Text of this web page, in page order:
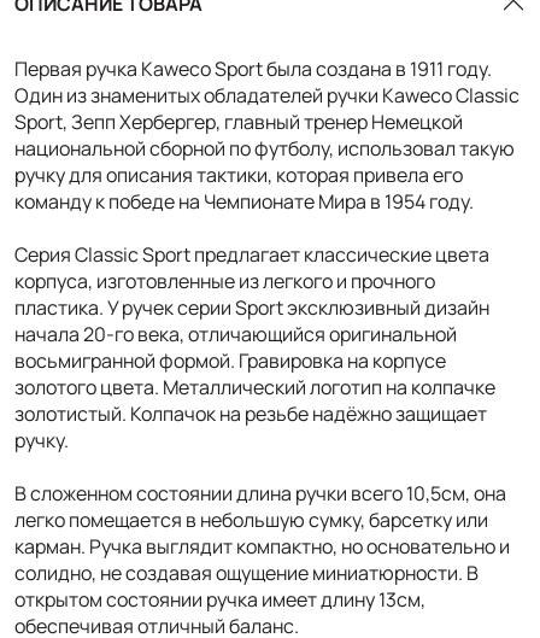
Первая ручка Kaweco Sport была создана в 1911 году.
Один из знаменитых обладателей ручки Kaweco Classic
Sport, Зепп Хербергер, главный тренер Немецкой
национальной сборной по футболу, использовал такую
ручку для описания тактики, которая привела его
команду к победе на Чемпионате Мира в 1954 году.
Серия Classic Sport предлагает классические цвета
корпуса, изготовленные из легкого и прочного
пластика. У ручек серии Sport эксклюзивный дизайн
начала 20-го века, отличающийся оригинальной
восьмигранной формой. Гравировка на корпусе
золотого цвета. Металлический логотип на колпачке
золотистый. Колпачок на резьбе надёжно защищает
ручку.
В сложенном состоянии длина ручки всего 10,5см, она
легко помещается в небольшую сумку, барсетку или
карман. Ручка выглядит компактно, но основательно и
солидно, не создавая ощущение миниатюрности. В
открытом состоянии ручка имеет длину 13см,
обеспечивая отличный баланс.